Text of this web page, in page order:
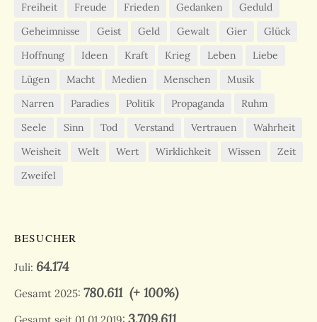
Freiheit
Freude Frieden Gedanken
Geduld
Geheimnisse
Geist Geld Gewalt Gier
Glück
Hoffnung
Ideen Kraft Krieg Leben
Liebe
Lügen
Macht Medien Menschen
Musik
Narren
Paradies Politik Propaganda
Ruhm
Seele
Sinn Tod Verstand Vertrauen
Wahrheit
Weisheit
Welt Wert Wirklichkeit Wissen
Zeit
Zweifel
BESUCHER
Juli: 64.174
Gesamt 2025: 780.611(+ 100%)